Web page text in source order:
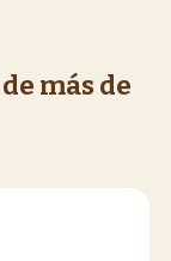
más de